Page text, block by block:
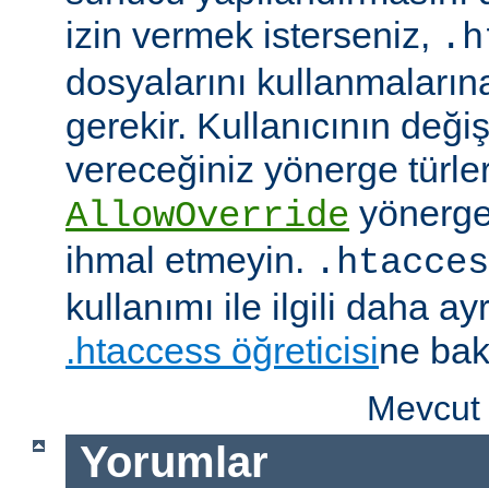
izin vermek isterseniz,
dosyalarını
gerekir. Kullanıcının
vereceğiniz yönerge
AllowOverride
ihmal etmeyin.
kullanımı ile ilgili daha
.htaccess öğreticisine
Yorumlar